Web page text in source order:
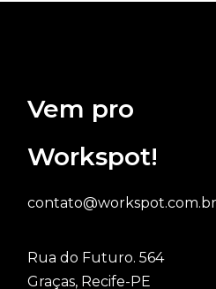
Vem pro
Workspot!
contato@workspot.com.br
Rua do Futuro. 564
Graças, Recife-PE